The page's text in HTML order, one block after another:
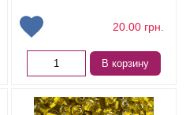
20.00 грн.
В корзину